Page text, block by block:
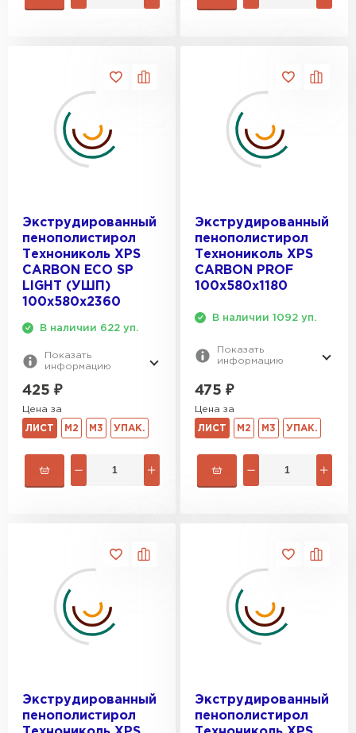
Экструдированный
пенополистирол
Технониколь XPS
CARBON ECO SP
LIGHT (УШП)
100х580х2360
В наличии 622 уп.
Показать
информацию
425 ₽
Цена за
ЛИСТ М2 М3 УПАК.
Экструдированный
пенополистирол
Технониколь XPS
CARBON PROF
100х580х1180
В наличии 1092 уп.
Показать
информацию
475 ₽
Цена за
ЛИСТ М2 М3 УПАК.
Экструдированный
пенополистирол
Экструдированный
пенополистирол